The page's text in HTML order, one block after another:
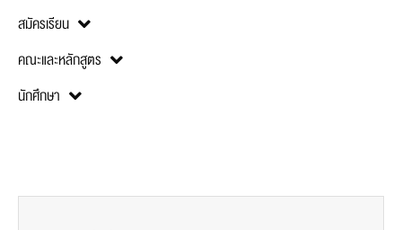
สมัครเรียน
คณะและหลักสูตร
นักศึกษา